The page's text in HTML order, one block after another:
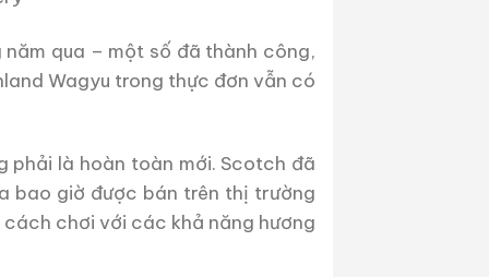
qua – một số đã thành công,
Wagyu trong thực đơn vẫn có
phải là hoàn toàn mới. Scotch đã
bao giờ được bán trên thị trường
chơi với các khả năng hương